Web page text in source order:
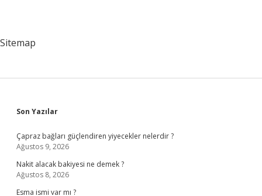
Sitemap
Sidebar
Son Yazılar
Çapraz bağları güçlendiren yiyecekler nelerdir ?
Ağustos 9, 2026
Nakit alacak bakiyesi ne demek ?
Ağustos 8, 2026
Esma ismi var mı ?